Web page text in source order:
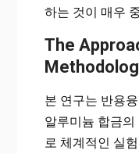
하는 것이 매우
The
본 연구는 반용
알루미늄 합금
로 체계적인 실